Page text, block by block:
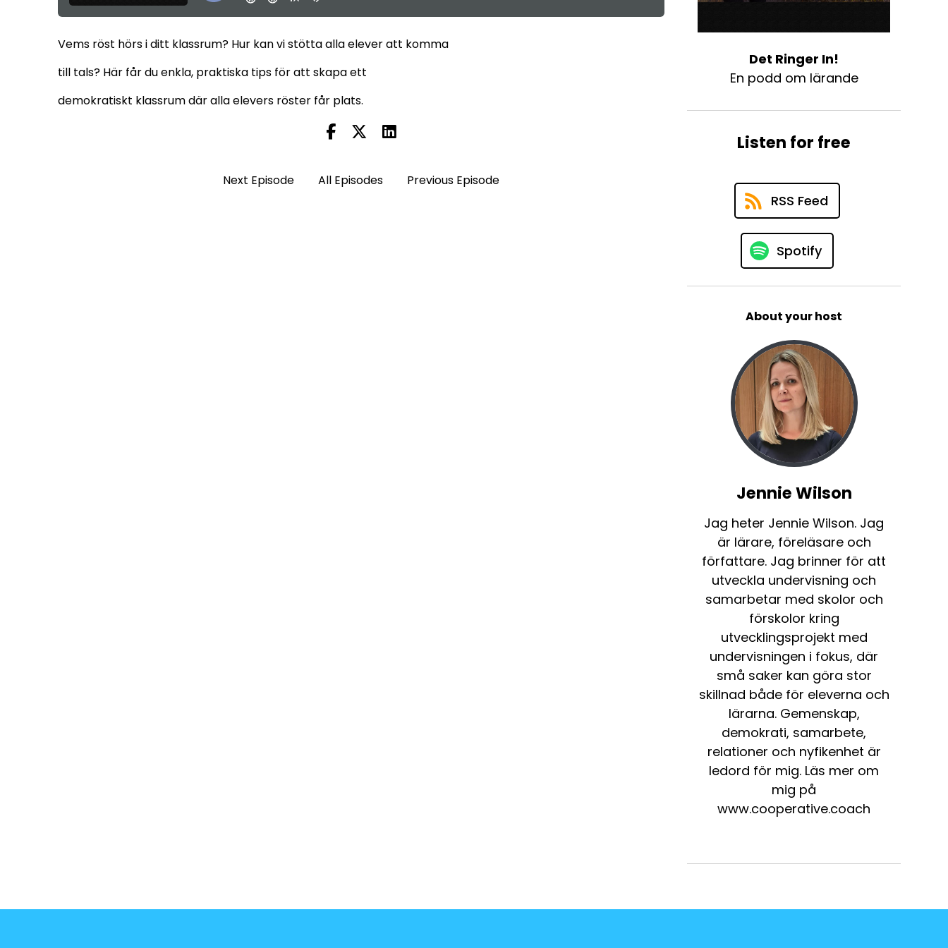
Vems röst hörs i ditt klassrum? Hur kan vi stötta alla elever att komma
till tals? Här får du enkla, praktiska tips för att skapa ett
demokratiskt klassrum där alla elevers röster får plats.
Next Episode All Episodes Previous Episode
Det Ringer In!
En podd om lärande
Listen for free
RSS Feed
Spotify
About your host
Jennie Wilson
Jag heter Jennie Wilson. Jag
är lärare, föreläsare och
författare. Jag brinner för att
utveckla undervisning och
samarbetar med skolor och
förskolor kring
utvecklingsprojekt med
undervisningen i fokus, där
små saker kan göra stor
skillnad både för eleverna och
lärarna. Gemenskap,
demokrati, samarbete,
relationer och nyfikenhet är
ledord för mig. Läs mer om
mig på
www.cooperative.coach